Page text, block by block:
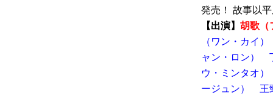
発売！ 故事以
【出演】 胡歌（
（ワン・カイ）
ャン・ロン）
ウ・ミンタオ）
ージュン）
王